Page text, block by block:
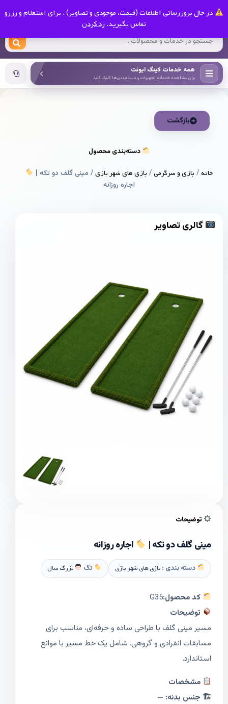
در حال بروزرسانی اطلاعات (قیمت، موجودی و تصاویر) . برای استعلام و رزرو
تماس بگیرید. رد کردن
کینگ ایونت
همه خدمات کینگ ایونت
برای مشاهده خدمات، تجهیزات و دسته‌بندی‌ها کلیک کنید
بازگشت
دسته‌بندی محصول
خانه/ بازی و سرگرمی/ بازی های شهر بازی/ مینی گلف دو تکه |
اجاره روزانه
گالری تصاویر
توضیحات
مینی گلف دو تکه | اجاره روزانه
دسته بندی : بازی های شهر بازی تگ بزرگ سال
کد محصول:G35
توضیحات
مسیر مینی گلف با طراحی ساده و حرفه‌ای، مناسب برای
مسابقات انفرادی و گروهی. شامل یک خط مسیر با موانع
استاندارد.
مشخصات
🏗 جنس بدنه: —